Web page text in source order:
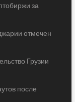
за
отмечен
Грузии
после